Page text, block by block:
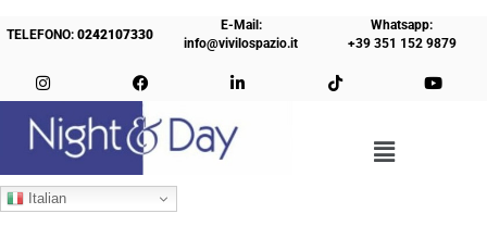
TELEFONO:0242107330
E-Mail:
info@vivilospazio.it
Whatsapp:
+39 351 152 9879
Italian